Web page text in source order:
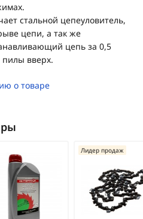
стальной цепеуловитель,
цепи, а так же
цепь за 0,5
вверх.
о товаре
Лидер продаж